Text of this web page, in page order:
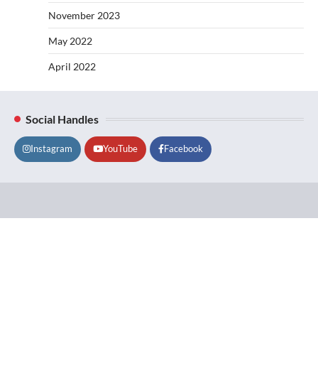
November 2023
May 2022
April 2022
Social Handles
Instagram YouTube Facebook